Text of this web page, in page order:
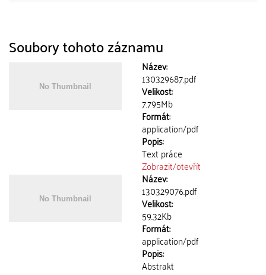
Soubory tohoto záznamu
Název:
130329687.pdf
Velikost:
7.795Mb
Formát:
application/pdf
Popis:
Text práce
Zobrazit/otevřít
Název:
130329076.pdf
Velikost:
59.32Kb
Formát:
application/pdf
Popis:
Abstrakt